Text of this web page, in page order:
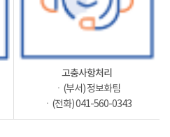
고충사항처리
ㆍ(부서) 정보화팀
ㆍ(전화) 041-560-0343